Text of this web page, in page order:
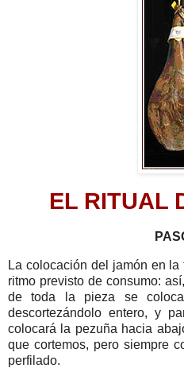
EL RITUAL
La colocación del jamón en
ritmo previsto de consumo:
de toda la pieza se
descortezándolo entero, y
colocará la pezuña hacia
que cortemos, pero siempre
perfilado.